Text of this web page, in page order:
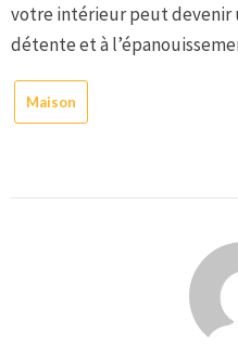
votre intérieur peut devenir
détente et à
Maison